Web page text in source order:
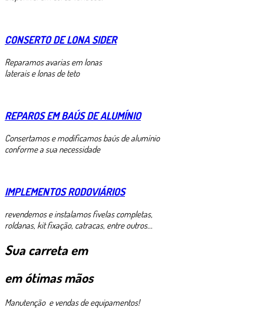
CONSERTO DE LONA SIDER
Reparamos avarias em lonas
laterais e lonas de teto
REPAROS EM BAÚS DE ALUMÍNIO
Consertamos e modificamos baús de alumínio
conforme a sua necessidade
IMPLEMENTOS RODOVIÁRIOS
revendemos e instalamos fivelas completas,
roldanas, kit fixação, catracas, entre outros...
Sua carreta em
em ótimas mãos
Manutenção e vendas de equipamentos!